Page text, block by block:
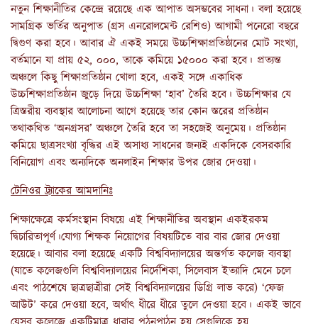
নতুন শিক্ষানীতির কেন্দ্রে রয়েছে এক আপাত অসম্ভবের সাধনা। বলা হয়েছে
সামগ্রিক ভর্তির অনুপাত (গ্রস এনরোলমেন্ট রেশিও) আগামী পনেরো বছরে
দ্বিগুণ করা হবে। আবার ঐ একই সময়ে উচ্চশিক্ষাপ্রতিষ্ঠানের মোট সংখ্যা,
বর্তমানে যা প্রায় ৫২, ০০০, তাকে কমিয়ে ১৫০০০ করা হবে। প্রত্যন্ত
অঞ্চলে কিছু শিক্ষাপ্রতিষ্ঠান খোলা হবে, একই সঙ্গে একাধিক
উচ্চশিক্ষাপ্রতিষ্ঠান জুড়ে দিয়ে উচ্চশিক্ষা ‘হাব’ তৈরি হবে। উচ্চশিক্ষার যে
ত্রিস্তরীয় ব্যবস্থার আলোচনা আগে হয়েছে তার কোন স্তরের প্রতিষ্ঠান
তথাকথিত ‘অনগ্রসর’ অঞ্চলে তৈরি হবে তা সহজেই অনুমেয়। প্রতিষ্ঠান
কমিয়ে ছাত্রসংখ্যা বৃদ্ধির এই অসাধ্য সাধনের জন্যই একদিকে বেসরকারি
বিনিয়োগ এবং অন্যদিকে অনলাইন শিক্ষার উপর জোর দেওয়া।
টেনিওর ট্র্যাকের আমদানিঃ
শিক্ষাক্ষেত্রে কর্মসংস্থান বিষয়ে এই শিক্ষানীতির অবস্থান একইরকম
দ্বিচারিতাপূর্ণ।যোগ্য শিক্ষক নিয়োগের বিষয়টিতে বার বার জোর দেওয়া
হয়েছে। আবার বলা হয়েছে একটি বিশ্ববিদ্যালয়ের অন্তর্গত কলেজ ব্যবস্থা
(যাতে কলেজগুলি বিশ্ববিদ্যালয়ের নির্দেশিকা, সিলেবাস ইত্যাদি মেনে চলে
এবং পাঠশেষে ছাত্রছাত্রীরা সেই বিশ্ববিদ্যালয়ের ডিগ্রি লাভ করে) ‘ফেজ
আউট’ করে দেওয়া হবে, অর্থাৎ ধীরে ধীরে তুলে দেওয়া হবে। একই ভাবে